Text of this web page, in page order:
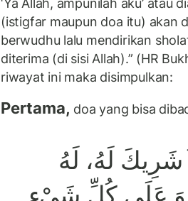
‘Ya Allah, ampunilah aku’ atau
(istigfar maupun doa itu) akan
berwudhu lalu mendirikan
diterima (di sisi Allah).” (HR
riwayat ini maka disimpulkan:
Pertama, doa yang bisa
شَرِيكَ لَهُ، لَهُ